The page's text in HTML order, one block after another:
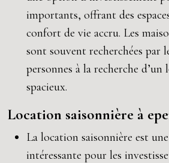
importants, offrant des
confort de vie accru. Les
sont souvent recherchées par
personnes à la recherche
spacieux.
Location saisonnière à
La location saisonnière est
intéressante pour les